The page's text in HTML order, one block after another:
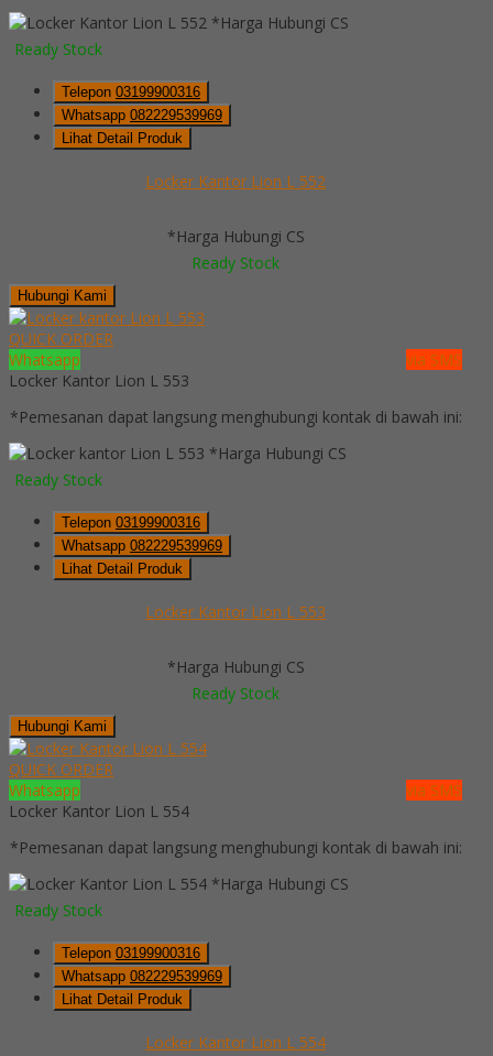
*Harga Hubungi CS
Ready Stock
Telepon 03199900316
Whatsapp 082229539969
Lihat Detail Produk
Locker Kantor Lion L 552
*Harga Hubungi CS
Ready Stock
Hubungi Kami
QUICK ORDER
Whatsapp
via SMS
Locker Kantor Lion L 553
*Pemesanan dapat langsung menghubungi kontak di bawah ini:
*Harga Hubungi CS
Ready Stock
Telepon 03199900316
Whatsapp 082229539969
Lihat Detail Produk
Locker Kantor Lion L 553
*Harga Hubungi CS
Ready Stock
Hubungi Kami
QUICK ORDER
Whatsapp
via SMS
Locker Kantor Lion L 554
*Pemesanan dapat langsung menghubungi kontak di bawah ini:
*Harga Hubungi CS
Ready Stock
Telepon 03199900316
Whatsapp 082229539969
Lihat Detail Produk
Locker Kantor Lion L 554